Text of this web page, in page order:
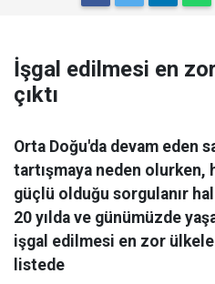
İşgal edilmesi en
çıktı
Orta Doğu'da devam eden
tartışmaya neden olurken,
güçlü olduğu sorgulanır
20 yılda ve günümüzde
işgal edilmesi en zor
listede